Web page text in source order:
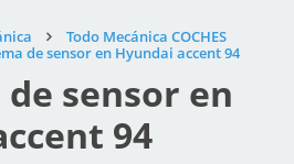
Todo Mecánica COCHES
de sensor en Hyundai accent 94
sensor en
94